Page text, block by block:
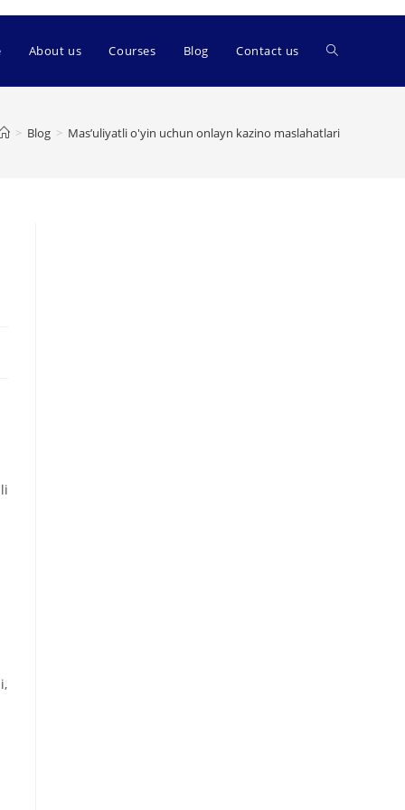
About us Courses Blog Contact us
> Blog > Mas’uliyatli o'yin uchun onlayn kazino maslahatlari